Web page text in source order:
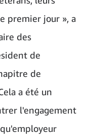
premier jour », a
des
de
de
a été un
l'engagement